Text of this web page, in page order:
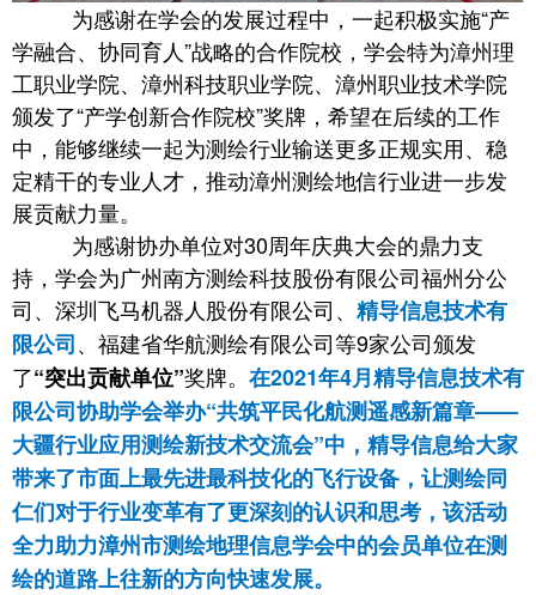
为感谢在学会的发展过程中，一起积极实施“产
学融合、协同育人”战略的合作院校，学会特为漳州理
工职业学院、漳州科技职业学院、漳州职业技术学院
颁发了“产学创新合作院校”奖牌，希望在后续的工作
中，能够继续一起为测绘行业输送更多正规实用、稳
定精干的专业人才，推动漳州测绘地信行业进一步发
展贡献力量。
为感谢协办单位对30周年庆典大会的鼎力支
持，学会为广州南方测绘科技股份有限公司福州分公
司、深圳飞马机器人股份有限公司、 精导信息技术有
限公司、福建省华航测绘有限公司等9家公司颁发
了“突出贡献单位”奖牌。 在2021年4月精导信息技术有
限公司协助学会举办“共筑平民化航测遥感新篇章——
大疆行业应用测绘新技术交流会”中，精导信息给大家
带来了市面上最先进最科技化的飞行设备，让测绘同
仁们对于行业变革有了更深刻的认识和思考，该活动
全力助力漳州市测绘地理信息学会中的会员单位在测
绘的道路上往新的方向快速发展。